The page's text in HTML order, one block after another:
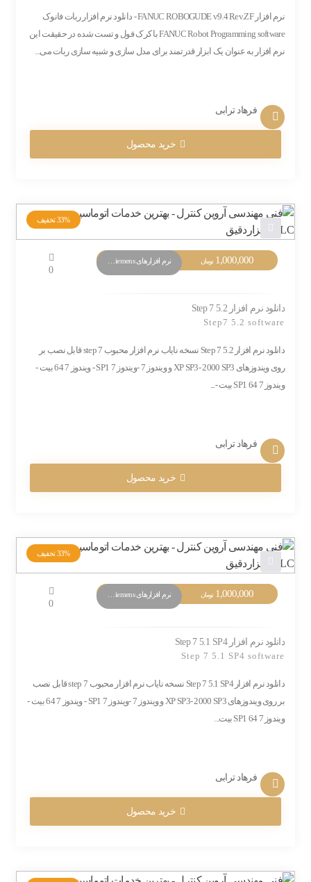
نرم افزار FANUC ROBOGUDE v9.4 Rev.ZF - دانلود نرم افزار ربات فانوک
FANUC Robot Programming software با کرک فول و تست شده در حقیقت این
نرم افزار به عنوان یک ابزار قدرتمند برای مدل سازی و شبیه سازی ربات می...
فرهاد ترابی
خرید محصول
33% تخفیف
1,000,000 تومان نرم افزارهای PLC Siemens
0
دانلود نرم افزار Step 7 5.2
Step7 5.2 software
دانلود نرم افزار Step 7 5.2 نسخه نایاب نرم افزار محبوب step 7 قابل نصب بر
روی ویندوزهای XP SP3- 2000 SP3 و ویندوز 7 -ویندوز 7 SP1 - ویندوز 7 64 بیت -
ویندوز 7 SP1 64 بیت -...
فرهاد ترابی
خرید محصول
33% تخفیف
1,000,000 تومان نرم افزارهای PLC Siemens
0
دانلود نرم افزار Step 7 5.1 SP4
Step 7 5.1 SP4 software
دانلود نرم افزار Step 7 5.1 SP4 نسخه نایاب نرم افزار محبوب step 7 قابل نصب
بر روی ویندوزهای XP SP3- 2000 SP3 و ویندوز 7 -ویندوز 7 SP1 - ویندوز 7 64 بیت -
ویندوز 7 SP1 64 بیت...
فرهاد ترابی
خرید محصول